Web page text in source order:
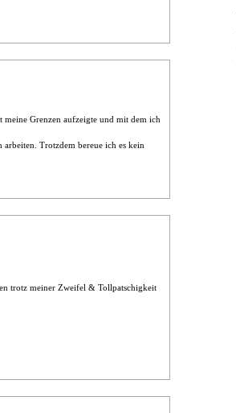
Grenzen aufzeigte und mit dem ich
Trotzdem bereue ich es kein
trotz meiner Zweifel & Tollpatschigkeit